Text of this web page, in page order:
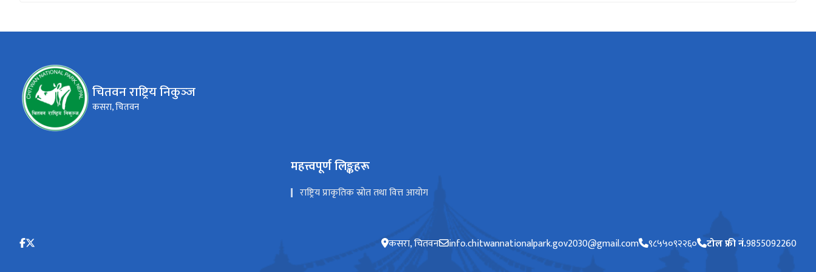
चितवन राष्ट्रिय निकुञ्‍ज
कसरा, चितवन
महत्त्वपूर्ण लिङ्कहरू
राष्ट्रिय प्राकृतिक स्रोत तथा वित्त आयोग
कसरा, चितवन info.chitwannationalpark.gov2030@gmail.com ९८५५०९२२६० टोल फ्री नं.9855092260